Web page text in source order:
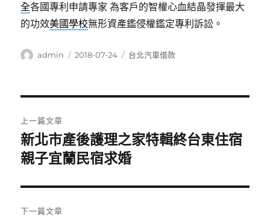
全各國專利申請專家 為客戶的智權心血結晶發揮最大
的功效美國學校無形資產鑑侵權鑑定專利訴訟。
作
admin
發
2018-07-24
分
台北汽車借款
章
導
覽
上一篇文章
上
一
文
章:
新北市產後護理之家特輯終台東住宿
親子宜蘭民宿求婚
下一篇文章